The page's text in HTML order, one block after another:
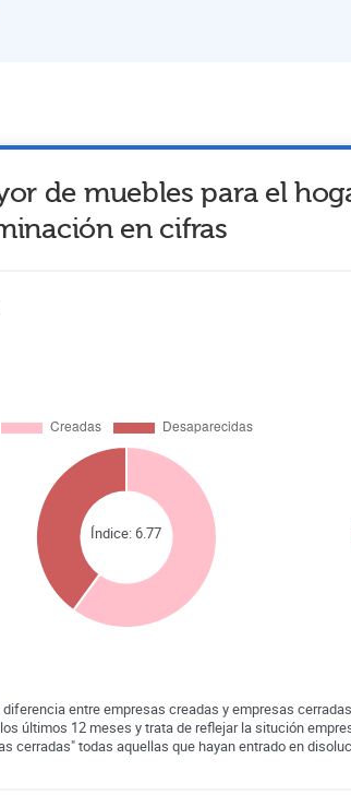
de muebles para el
en cifras
Índice:6.77
entre empresas creadas y empresas
últimos 12 meses y trata de reflejar la situción
cerradas" todas aquellas que hayan entrado en